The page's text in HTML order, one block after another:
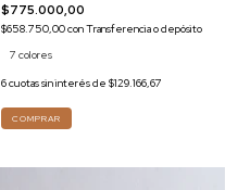
$775.000,00
$658.750,00conTransferencia o depósito
7 colores
6cuotas sin interés de $129.166,67
COMPRAR